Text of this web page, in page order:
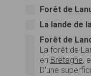
Forêt de
La lande de
Forêt de
La forêt de
en Bretagne,
D'une